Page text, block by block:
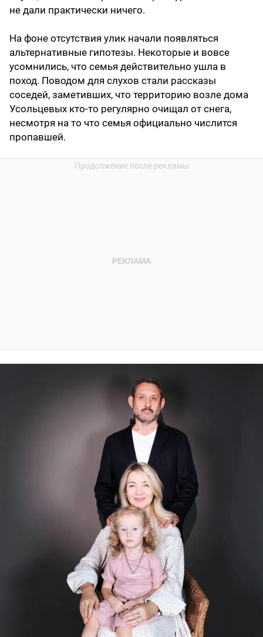
не дали практически ничего.
На фоне отсутствия улик начали появляться
альтернативные гипотезы. Некоторые и вовсе
усомнились, что семья действительно ушла в
поход. Поводом для слухов стали рассказы
соседей, заметивших, что территорию возле дома
Усольцевых кто-то регулярно очищал от снега,
несмотря на то что семья официально числится
пропавшей.